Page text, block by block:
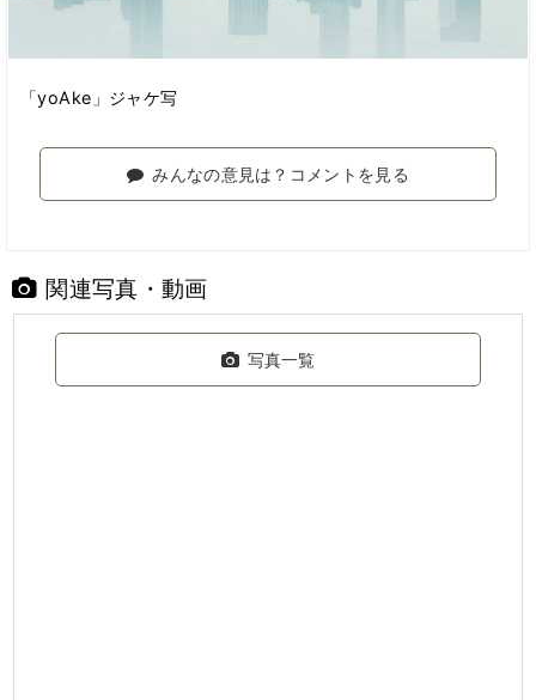
「yoAke」ジャケ写
みんなの意見は？コメントを見る
関連写真・動画
写真一覧